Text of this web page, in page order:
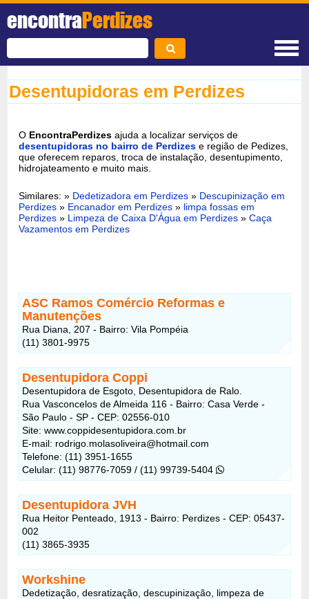
encontraPerdizes
Desentupidoras em Perdizes
O EncontraPerdizes ajuda a localizar serviços de
desentupidoras no bairro de Perdizes e região de Pedizes,
que oferecem reparos, troca de instalação, desentupimento,
hidrojateamento e muito mais.
Similares: » Dedetizadora em Perdizes» Descupinização em
Perdizes» Encanador em Perdizes » limpa fossas em
Perdizes » Limpeza de Caixa D'Água em Perdizes »Caça
Vazamentos em Perdizes
ASC Ramos Comércio Reformas e
Manutenções
Rua Diana, 207 - Bairro: Vila Pompéia
(11) 3801-9975
Desentupidora Coppi
Desentupidora de Esgoto, Desentupidora de Ralo.
Rua Vasconcelos de Almeida 116 - Bairro: Casa Verde -
São Paulo - SP - CEP: 02556-010
Site: www.coppidesentupidora.com.br
E-mail: rodrigo.molasoliveira@hotmail.com
Telefone: (11) 3951-1655
Celular: (11) 98776-7059 / (11) 99739-5404
Desentupidora JVH
Rua Heitor Penteado, 1913 - Bairro: Perdizes - CEP: 05437-
002
(11) 3865-3935
Workshine
Dedetização, desratização, descupinização, limpeza de